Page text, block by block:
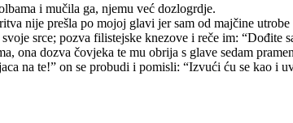
i mučila ga, njemu već dozlogrdje.
nije prešla po mojoj glavi jer sam od majčine
srce; pozva filistejske knezove i reče im:
ona dozva čovjeka te mu obrija s glave sedam
na te!” on se probudi i pomisli: “Izvući ću se kao i